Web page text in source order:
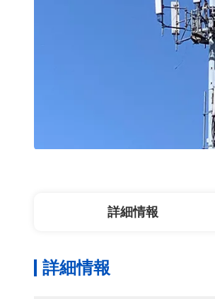
詳細情報
詳細情報